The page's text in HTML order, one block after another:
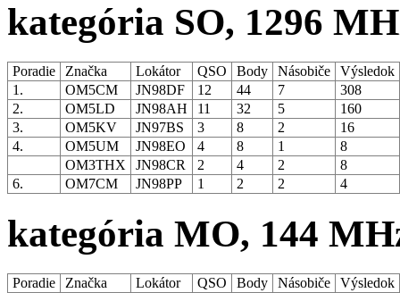
kategória SO, 1296
Poradie Značka Lokátor QSO Body Násobiče
Výsledok
1.
OM5CM JN98DF 12 44 7
308
2.
OM5LD JN98AH 11 32 5
160
3.
OM5KV JN97BS 3 8 2
16
4.
OM5UM JN98EO 4 8 1
8
OM3THX
JN98CR 2 4 2
8
6.
OM7CM JN98PP 1 2 2 4
kategória MO, 144
Poradie Značka Lokátor QSO Body Násobiče
Výsledok